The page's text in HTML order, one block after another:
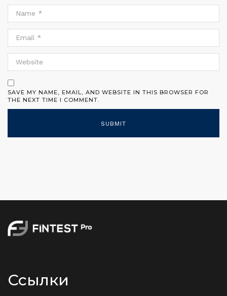
SAVE MY NAME, EMAIL, AND WEBSITE IN THIS BROWSER FOR
THE NEXT TIME I COMMENT.
Ссылки